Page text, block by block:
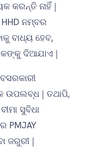
କରନ୍ତି ନାହିଁ |
ନମ୍ବର
ବାଧ୍ୟ ହେବ,
ଦିଆଯାଏ |
ଉପଲବ୍ଧ | ତଥାପି,
ସୁବିଧା
PMJAY
ଜରୁରୀ |